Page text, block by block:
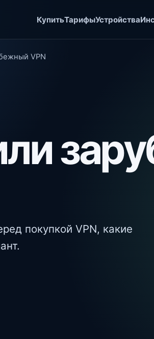
КупитьТарифыУстройства
VPN
покупкой VPN, какие